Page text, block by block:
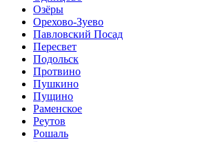
Озёры
Орехово-Зуево
Павловский Посад
Пересвет
Подольск
Протвино
Пушкино
Пущино
Раменское
Реутов
Рошаль